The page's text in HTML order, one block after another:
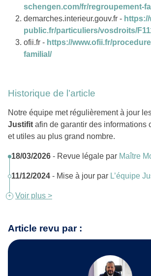
schengen.com/fr/regroupement-
demarches.interieur.gouv.fr -
public.fr/particuliers/vosdroits/
ofii.fr - https://www.ofii.fr/
familial/
Historique de l’article
Notre équipe met régulièrement à jour
Justifit afin de garantir des informations
et utiles au plus grand nombre.
18/03/2026 - Revue légale par Maître
11/12/2024 - Mise à jour par L’équipe
Voir plus >
Article revu par :